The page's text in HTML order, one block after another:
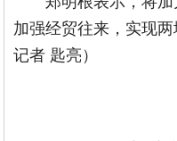
加强经贸往来，实现
记者 匙亮）